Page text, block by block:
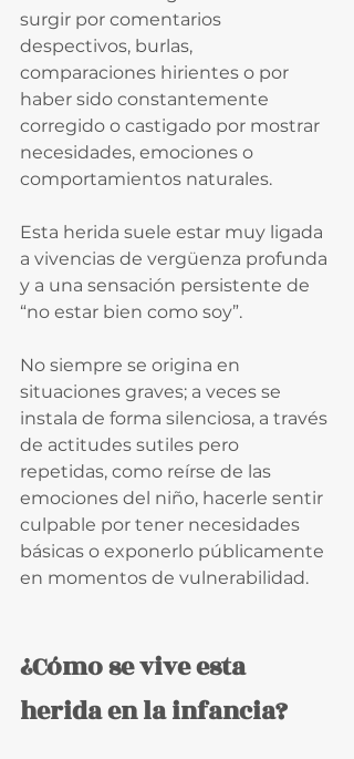
surgir por comentarios
despectivos, burlas,
comparaciones hirientes o por
haber sido constantemente
corregido o castigado por mostrar
necesidades, emociones o
comportamientos naturales.
Esta herida suele estar muy ligada
a vivencias de vergüenza profunda
y a una sensación persistente de
“no estar bien como soy”.
No siempre se origina en
situaciones graves; a veces se
instala de forma silenciosa, a través
de actitudes sutiles pero
repetidas, como reírse de las
emociones del niño, hacerle sentir
culpable por tener necesidades
básicas o exponerlo públicamente
en momentos de vulnerabilidad.
¿Cómo se vive esta
herida en la infancia?